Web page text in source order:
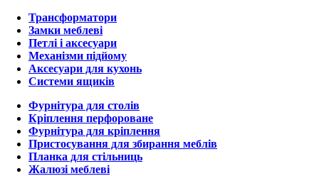
Трансформатори
Замки меблеві
Петлі і аксесуари
Механізми підйому
Аксесуари для кухонь
Системи ящиків
Фурнітура для столів
Кріплення перфороване
Фурнітура для кріплення
Пристосування для збирання меблів
Планка для стільниць
Жалюзі меблеві